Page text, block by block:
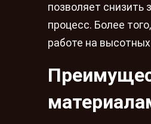
позволяет снизить
процесс. Более
работе на